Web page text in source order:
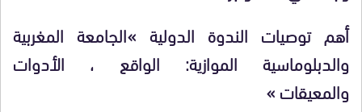
أهم توصيات الندوة الدولية »الجامعة المغربية
والدبلوماسية الموازية: الواقع ، الأدوات
والمعيقات »